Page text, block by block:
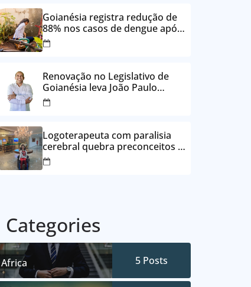
Goianésia registra redução de
88% nos casos de dengue após
ações de prevenção da
Prefeitura
Renovação no Legislativo de
Goianésia leva João Paulo
Batista à Câmara Municipal
Logoterapeuta com paralisia
cerebral quebra preconceitos e
ajuda pacientes a reencontrar
propósito em Goianésia
Categories
Africa 5 Posts